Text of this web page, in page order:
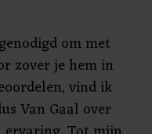
om met
zover je hem in
vind ik
Van Gaal over